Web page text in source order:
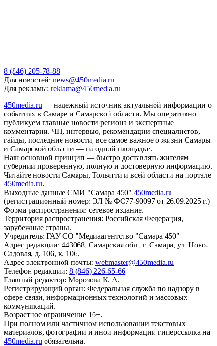
8 (846) 205-78-88
Для новостей: news@450media.ru
Для рекламы: reklama@450media.ru
450media.ru — надежный источник актуальной информации о
событиях в Самаре и Самарской области. Мы оперативно
публикуем главные новости региона и экспертные
комментарии. ЧП, интервью, рекомендации специалистов,
гайды, последние новости, все самое важное о жизни Самары
и Самарской области — на одной площадке.
Наш основной принцип — быстро доставлять жителям
губернии проверенную, полную и достоверную информацию.
Читайте новости Самары, Тольятти и всей области на портале
450media.ru.
Выходные данные СМИ "Самара 450" 450media.ru
(регистрационный номер: ЭЛ № ФС77-90097 от 26.09.2025 г.)
Форма распространения: сетевое издание.
Территория распространения: Российская Федерация,
зарубежные страны.
Учредитель: ГАУ СО "Медиаагентство "Самара 450"
Адрес редакции: 443068, Самарская обл., г. Самара, ул. Ново-
Садовая, д. 106, к. 106.
Адрес электронной почты: webmaster@450media.ru
Телефон редакции: 8 (846) 226-65-66
Главный редактор: Морозова К. А.
Регистрирующий орган: Федеральная служба по надзору в
сфере связи, информационных технологий и массовых
коммуникаций.
Возрастное ограничение 16+.
При полном или частичном использовании текстовых
материалов, фотографий и иной информации гиперссылка на
450media.ru обязательна.